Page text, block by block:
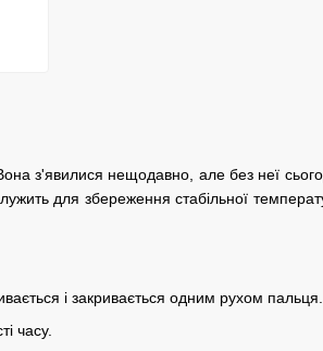
з'явилися нещодавно, але без неї
для збереження стабільної
і закривається одним рухом пальця.
часу.